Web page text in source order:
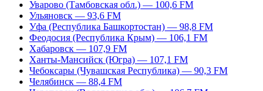
Уварово (Тамбовская обл.) — 100,6 FM
Ульяновск — 93,6 FM
Уфа (Республика Башкортостан) — 98,8 FM
Феодосия (Республика Крым) — 106,1 FM
Хабаровск — 107,9 FM
Ханты-Мансийск (Югра) — 107,1 FM
Чебоксары (Чувашская Республика) — 90,3 FM
Челябинск — 88,4 FM